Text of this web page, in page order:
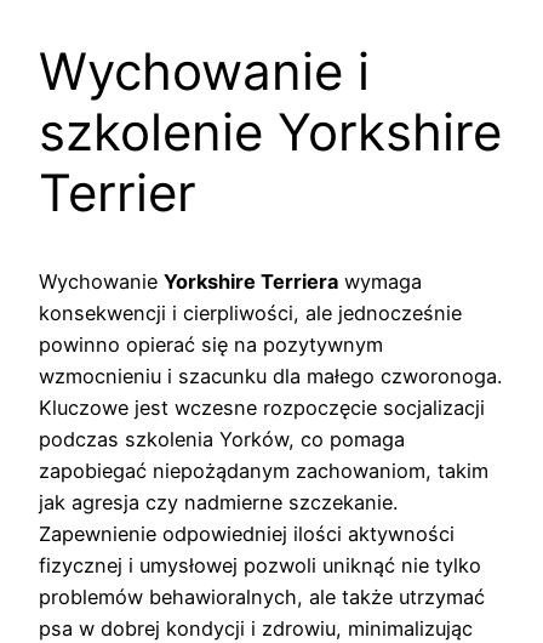
Wychowanie i
szkolenie Yorkshire
Terrier
Wychowanie Yorkshire Terriera wymaga
konsekwencji i cierpliwości, ale jednocześnie
powinno opierać się na pozytywnym
wzmocnieniu i szacunku dla małego czworonoga.
Kluczowe jest wczesne rozpoczęcie socjalizacji
podczas szkolenia Yorków, co pomaga
zapobiegać niepożądanym zachowaniom, takim
jak agresja czy nadmierne szczekanie.
Zapewnienie odpowiedniej ilości aktywności
fizycznej i umysłowej pozwoli uniknąć nie tylko
problemów behawioralnych, ale także utrzymać
psa w dobrej kondycji i zdrowiu, minimalizując